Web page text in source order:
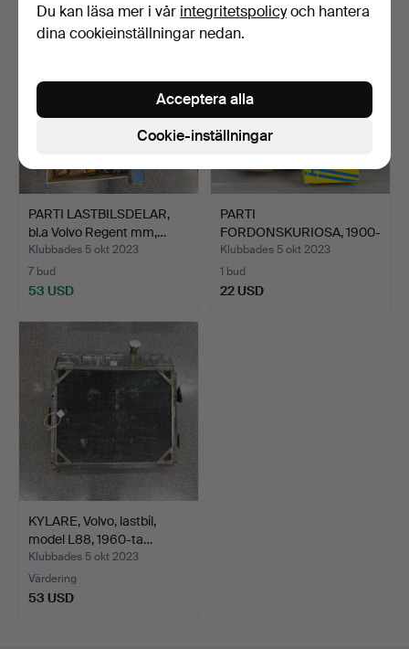
PARTI LASTBILSDELAR,
bl.a Volvo Regent mm,…
Klubbades 5 okt 2023
7 bud
53 USD
PARTI
FORDONSKURIOSA, 1900-
tal.
Klubbades 5 okt 2023
1 bud
22 USD
KYLARE, Volvo, lastbil,
model L88, 1960-ta…
Klubbades 5 okt 2023
Värdering
53 USD
Du kan läsa mer i vår integritetspolicyoch hantera
dina cookieinställningar nedan.
Cookie-inställningar
Acceptera alla